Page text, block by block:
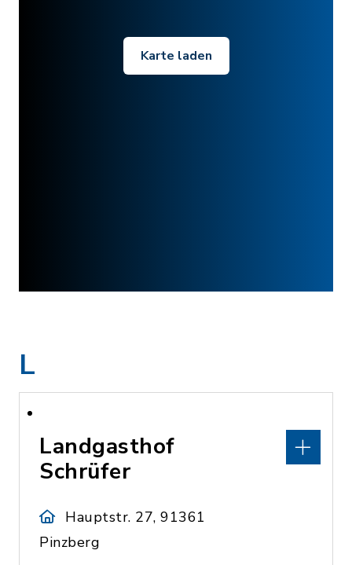
Karte laden
L
Landgasthof
Schrüfer
Hauptstr. 27, 91361
Pinzberg